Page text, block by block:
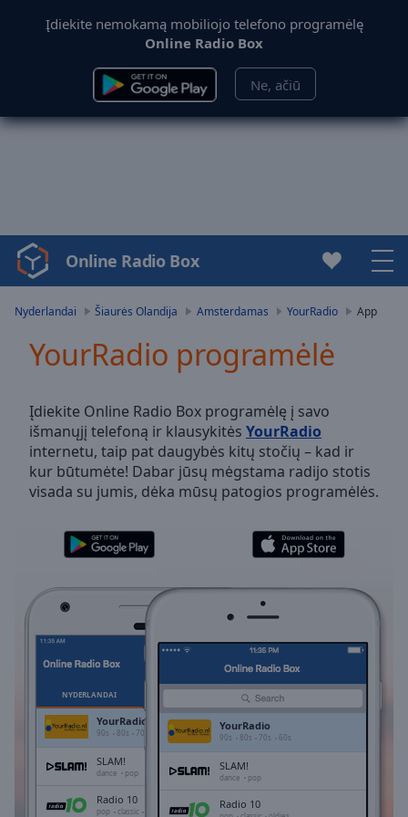
Įdiekite nemokamą mobiliojo telefono programėlę
Online Radio Box
Ne, ačiū
Video
Player
Play
Video
Skip
Backward
Skip
Forward
Mute
Current
Duration-:-
0.00%
Stream
TypeLIVE
LIVE
Remaining
Online Radio Box
Nyderlandai Šiaurės Olandija Amsterdamas YourRadio App
YourRadio programėlė
Įdiekite Online Radio Box programėlę į savo
išmanųjį telefoną ir klausykitės YourRadio
internetu, taip pat daugybės kitų stočių – kad ir
kur būtumėte! Dabar jūsų mėgstama radijo stotis
visada su jumis, dėka mūsų patogios programėlės.
NYDERLANDAI
YourRadio
90s 80s 70s
SLAM!
dance pop
Radio 10
pop classic
YourRadio
90s 80s 70s 60s
SLAM!
dance pop
Radio 10